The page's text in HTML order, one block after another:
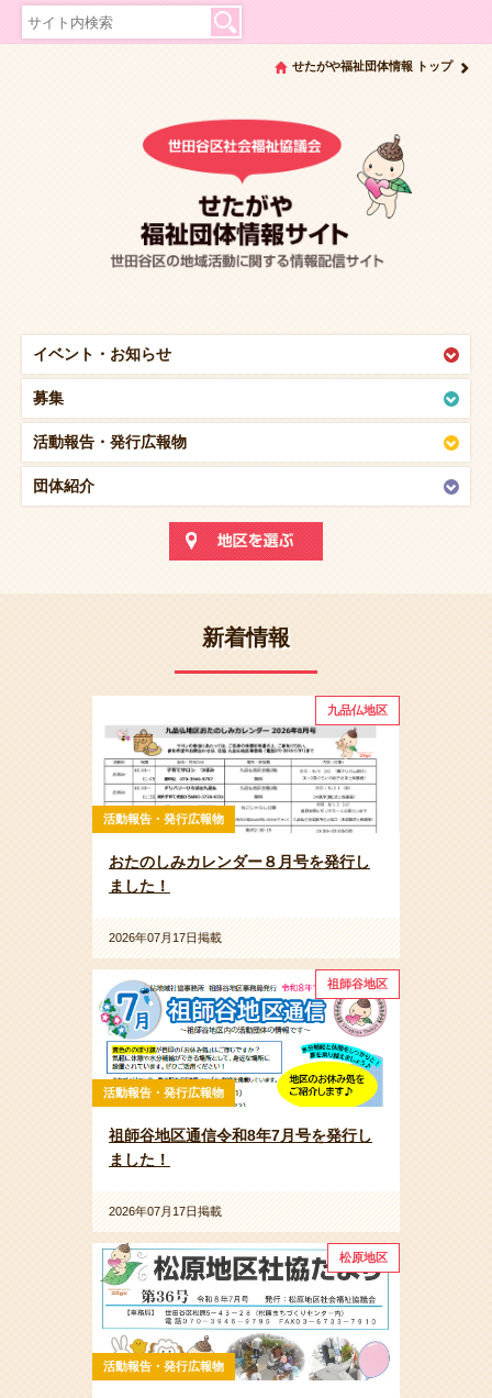
イベント・ お知らせ
募集
活動報告・ 発行広報物
団体紹介
せたがや福祉団体情報 トップ
新着情報
九品仏地区
活動報告・発行広報物
おたのしみカレンダー８月号を発行し
ました！
2026年07月17日掲載
祖師谷地区
活動報告・発行広報物
祖師谷地区通信令和8年7月号を発行し
ました！
2026年07月17日掲載
松原地区
活動報告・発行広報物